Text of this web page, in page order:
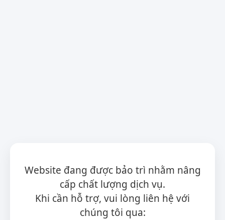
Website đang được bảo trì nhằm nâng
cấp chất lượng dịch vụ.
Khi cần hỗ trợ, vui lòng liên hệ với
chúng tôi qua: